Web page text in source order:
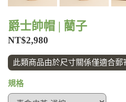
爵士帥帽 | 藺子
NT$2,980
此類商品由於尺寸關係僅適合郵
規格